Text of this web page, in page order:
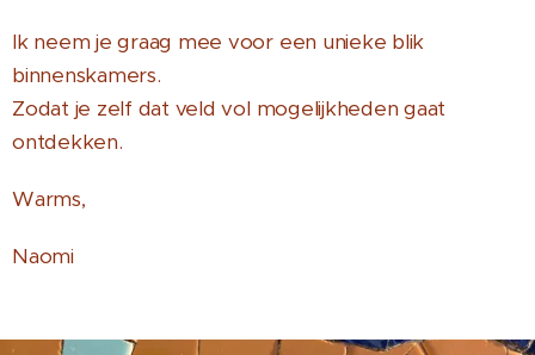
Ik neem je graag mee voor een unieke blik
binnenskamers.
Zodat je zelf dat veld vol mogelijkheden gaat
ontdekken.
Warms,
Naomi